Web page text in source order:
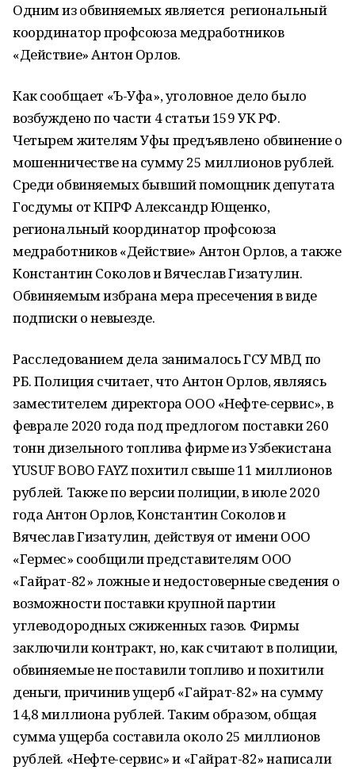
Одним из обвиняемых является региональный
координатор профсоюза медработников
«Действие» Антон Орлов.
Как сообщает «Ъ-Уфа», уголовное дело было
возбуждено по части 4 статьи 159 УК РФ.
Четырем жителям Уфы предъявлено обвинение о
мошенничестве на сумму 25 миллионов рублей.
Среди обвиняемых бывший помощник депутата
Госдумы от КПРФ Александр Ющенко,
региональный координатор профсоюза
медработников «Действие» Антон Орлов, а также
Константин Соколов и Вячеслав Гизатулин.
Обвиняемым избрана мера пресечения в виде
подписки о невыезде.
Расследованием дела занималось ГСУ МВД по
РБ. Полиция считает, что Антон Орлов, являясь
заместителем директора ООО «Нефте-сервис», в
феврале 2020 года под предлогом поставки 260
тонн дизельного топлива фирме из Узбекистана
YUSUF BOBO FAYZ похитил свыше 11 миллионов
рублей. Также по версии полиции, в июле 2020
года Антон Орлов, Константин Соколов и
Вячеслав Гизатулин, действуя от имени ООО
«Гермес» сообщили представителям ООО
«Гайрат-82» ложные и недостоверные сведения о
возможности поставки крупной партии
углеводородных сжиженных газов. Фирмы
заключили контракт, но, как считают в полиции,
обвиняемые не поставили топливо и похитили
деньги, причинив ущерб «Гайрат-82» на сумму
14,8 миллиона рублей. Таким образом, общая
сумма ущерба составила около 25 миллионов
рублей. «Нефте-сервис» и «Гайрат-82» написали